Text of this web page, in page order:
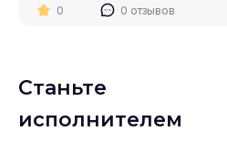
0 0 отзывов
Станьте
исполнителем